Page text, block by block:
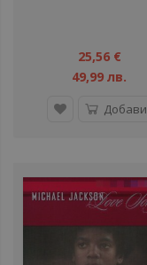
25,56 €
49,99 лв.
Добави